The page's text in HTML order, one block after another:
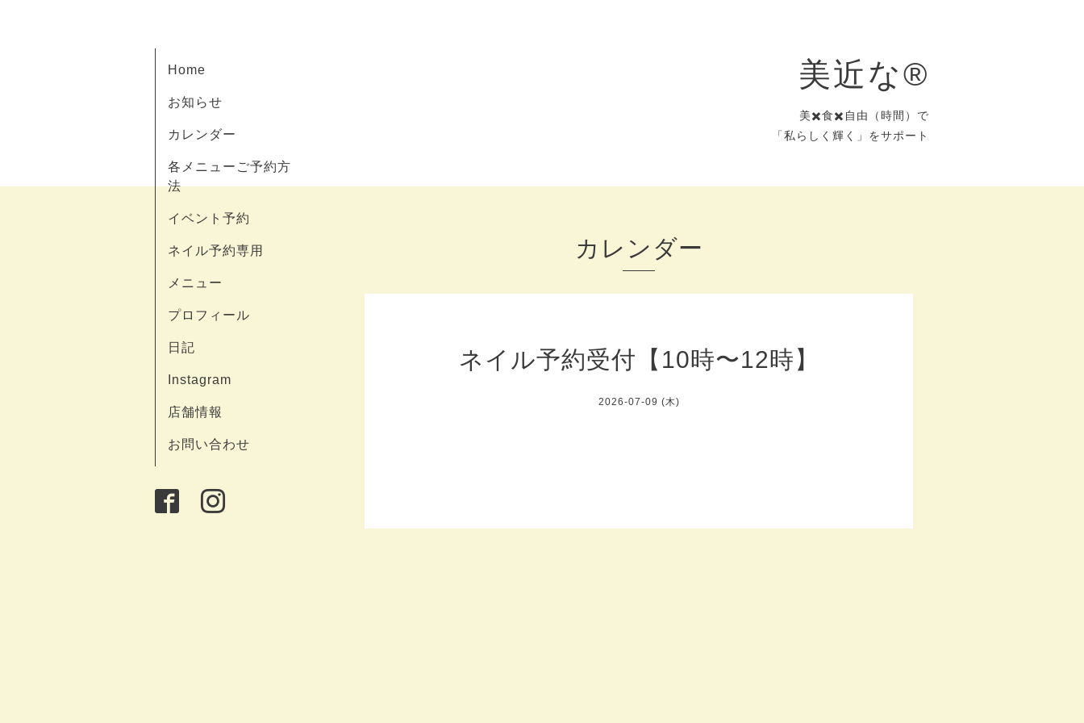
美近な®︎
美✖️食✖️自由（時間）で
「私らしく輝く」をサポート
Home
お知らせ
カレンダー
各メニューご予約方
法
イベント予約
ネイル予約専用
メニュー
プロフィール
日記
Instagram
店舗情報
お問い合わせ
カレンダー
ネイル予約受付【10時〜12時】
2026-07-09 (木)